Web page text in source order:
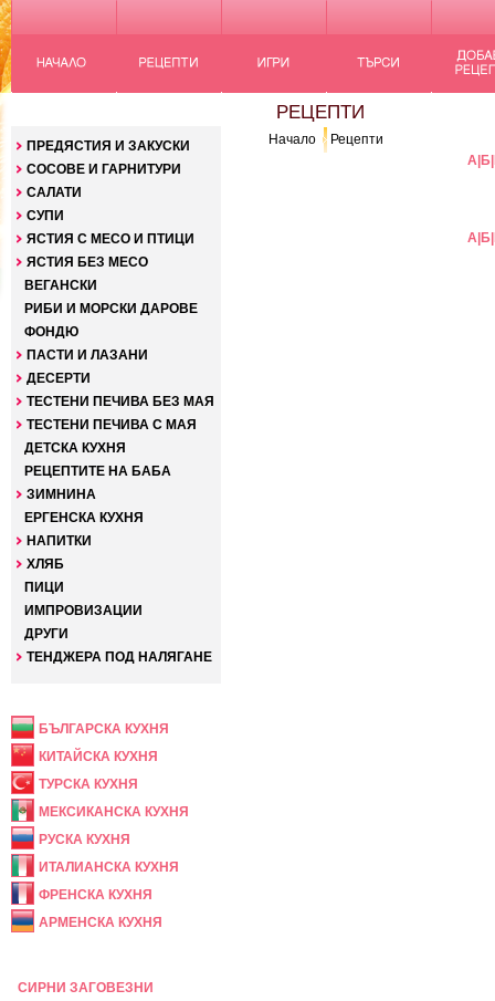
ПРЕДЯСТИЯ И ЗАКУСКИ
СОСОВЕ И ГАРНИТУРИ
САЛАТИ
СУПИ
ЯСТИЯ С МЕСО И ПТИЦИ
ЯСТИЯ БЕЗ МЕСО
ВЕГАНСКИ
РИБИ И МОРСКИ ДАРОВЕ
ФОНДЮ
ПАСТИ И ЛАЗАНИ
ДЕСЕРТИ
ТЕСТЕНИ ПЕЧИВА БЕЗ МАЯ
ТЕСТЕНИ ПЕЧИВА С МАЯ
ДЕТСКА КУХНЯ
РЕЦЕПТИТЕ НА БАБА
ЗИМНИНА
ЕРГЕНСКА КУХНЯ
НАПИТКИ
ХЛЯБ
ПИЦИ
ИМПРОВИЗАЦИИ
ДРУГИ
ТЕНДЖЕРА ПОД НАЛЯГАНЕ
БЪЛГАРСКА КУХНЯ
КИТАЙСКА КУХНЯ
ТУРСКА КУХНЯ
МЕКСИКАНСКА КУХНЯ
РУСКА КУХНЯ
ИТАЛИАНСКА КУХНЯ
ФРЕНСКА КУХНЯ
АРМЕНСКА КУХНЯ
СИРНИ ЗАГОВЕЗНИ
РЕЦЕПТИ
Начало
Рецепти
А Б
А Б